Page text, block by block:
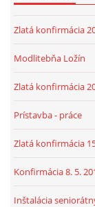
Zlatá konfirmácia
Modlitebňa Ložín
Zlatá konfirmácia
Prístavba - práce
Zlatá konfirmácia
Konfirmácia 8. 5.
Inštalácia